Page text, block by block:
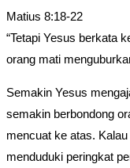
Matius 8:18-22
“Tetapi Yesus berkata
orang mati
Semakin Yesus
semakin berbondong
mencuat ke atas.
menduduki peringkat